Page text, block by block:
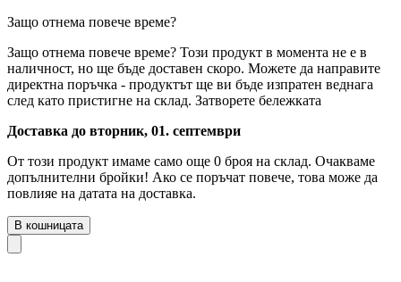
Защо отнема повече време?
Защо отнема повече време? Този продукт в момента не е в
наличност, но ще бъде доставен скоро. Можете да направите
директна поръчка - продуктът ще ви бъде изпратен веднага
след като пристигне на склад. Затворете бележката
Доставка до вторник, 01. септември
От този продукт имаме само още 0 броя на склад. Очакваме
допълнителни бройки! Ако се поръчат повече, това може да
повлияе на датата на доставка.
В кошницата